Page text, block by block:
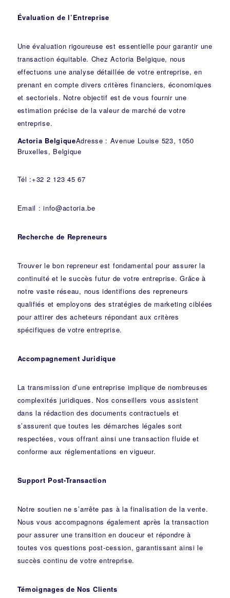
Évaluation de l’Entreprise
Une évaluation rigoureuse est essentielle pour garantir une
transaction équitable. Chez Actoria Belgique, nous
effectuons une analyse détaillée de votre entreprise, en
prenant en compte divers critères financiers, économiques
et sectoriels. Notre objectif est de vous fournir une
estimation précise de la valeur de marché de votre
entreprise.
Actoria BelgiqueAdresse : Avenue Louise 523, 1050
Bruxelles, Belgique
Tél :+32 2 123 45 67
Email : info@actoria.be
Recherche de Repreneurs
Trouver le bon repreneur est fondamental pour assurer la
continuité et le succès futur de votre entreprise. Grâce à
notre vaste réseau, nous identifions des repreneurs
qualifiés et employons des stratégies de marketing ciblées
pour attirer des acheteurs répondant aux critères
spécifiques de votre entreprise.
Accompagnement Juridique
La transmission d’une entreprise implique de nombreuses
complexités juridiques. Nosconseillers vous assistent
dans la rédaction des documents contractuels et
s’assurent que toutes les démarches légales sont
respectées, vous offrant ainsi une transaction fluide et
conforme aux réglementations en vigueur.
Support Post-Transaction
Notre soutien ne s’arrête pas à la finalisation de la vente.
Nous vous accompagnons également après la transaction
pour assurer une transition en douceur et répondre à
toutes vos questions post-cession, garantissant ainsi le
succès continu de votre entreprise.
Témoignages de Nos Clients